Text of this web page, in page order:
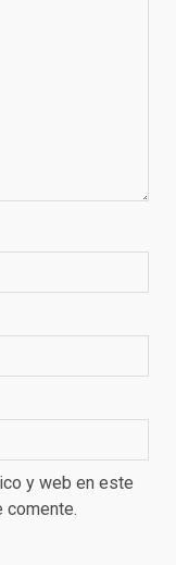
y web en este
comente.